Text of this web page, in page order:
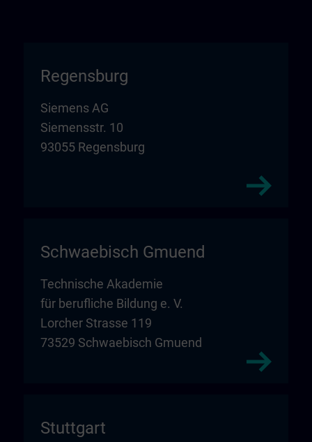
Regensburg
Siemens AG
Siemensstr. 10
93055 Regensburg
Schwaebisch Gmuend
Technische Akademie
für berufliche Bildung e. V.
Lorcher Strasse 119
73529 Schwaebisch Gmuend
Stuttgart